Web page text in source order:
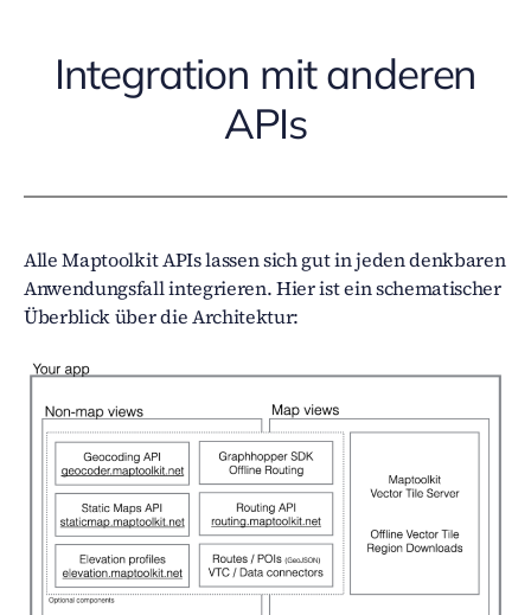
Integration mit anderen
APIs
Alle Maptoolkit APIs lassen sich gut in jeden denkbaren
Anwendungsfall integrieren. Hier ist ein schematischer
Überblick über die Architektur: